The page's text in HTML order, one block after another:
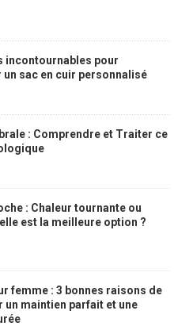
incontournables pour
sac en cuir personnalisé
: Comprendre et Traiter ce
: Chaleur tournante ou
est la meilleure option ?
femme : 3 bonnes raisons de
un maintien parfait et une